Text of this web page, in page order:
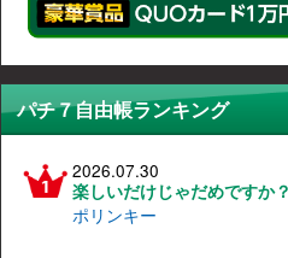
パチ７自由帳ランキング
2026.07.30
楽しいだけじゃだめですか
ポリンキー